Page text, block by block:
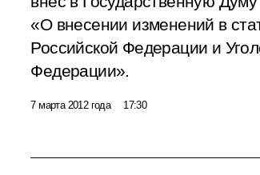
«О внесении изменений в
Российской Федерации и
Федерации».
7 марта 2012 года 17:30